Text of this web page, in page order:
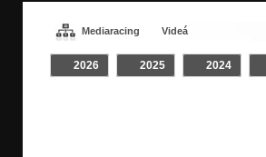
Mediaracing Videá
2026 2025 2024